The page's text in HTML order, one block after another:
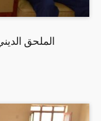
الملحق